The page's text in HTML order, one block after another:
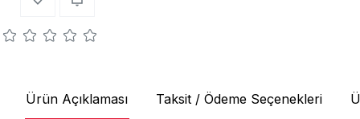
Ürün Açıklaması Taksit / Ödeme Seçenekleri